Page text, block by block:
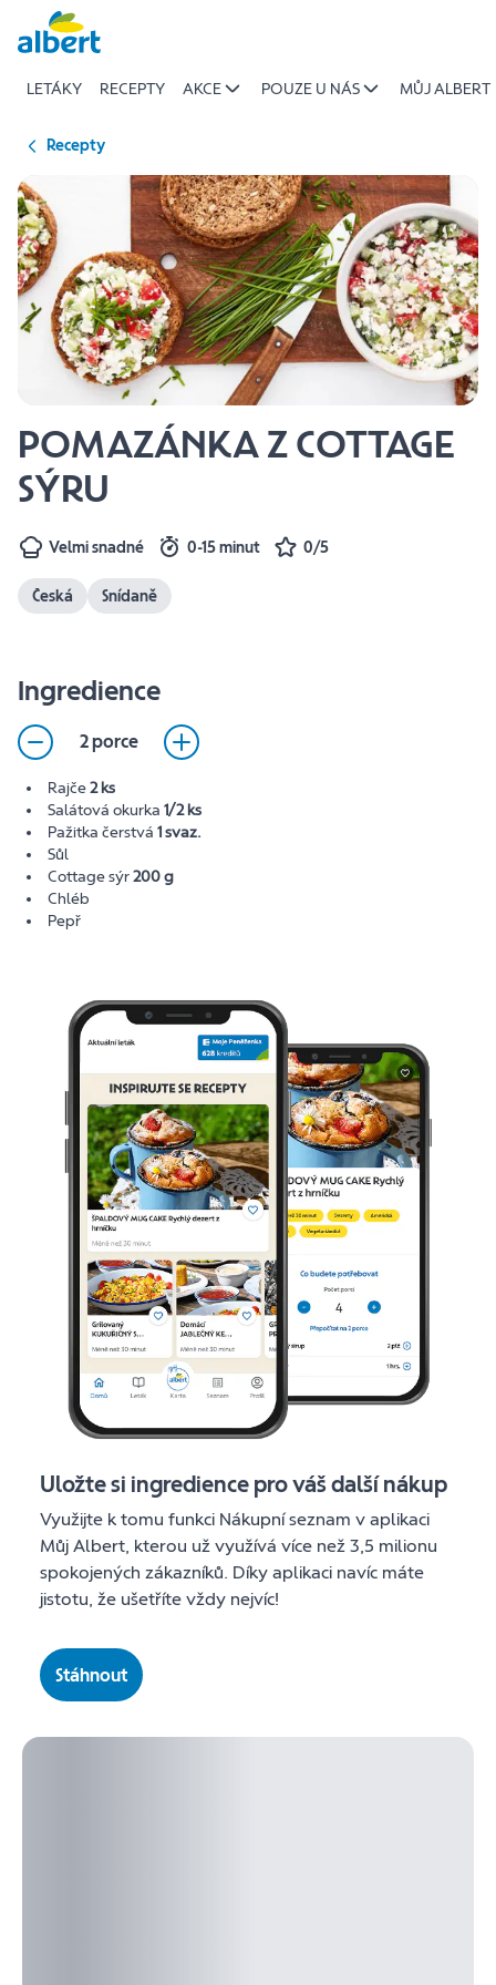
Přeskočit
LETÁKY RECEPTY AKCE POUZE U NÁS MŮJ ALBERT
Recepty
POMAZÁNKA Z COTTAGE
SÝRU
Velmi snadné 0-15 minut 0/5
Česká Snídaně
Ingredience
2 porce
Rajče2 ks
Salátová okurka 1/2 ks
Pažitka čerstvá 1 svaz.
Sůl
Cottage sýr200 g
Chléb
Pepř
Uložte si ingredience pro váš další nákup
Využijte k tomu funkci Nákupní seznam v aplikaci
Můj Albert, kterou už využívá více než 3,5 milionu
spokojených zákazníků. Díky aplikaci navíc máte
jistotu, že ušetříte vždy nejvíc!
Stáhnout